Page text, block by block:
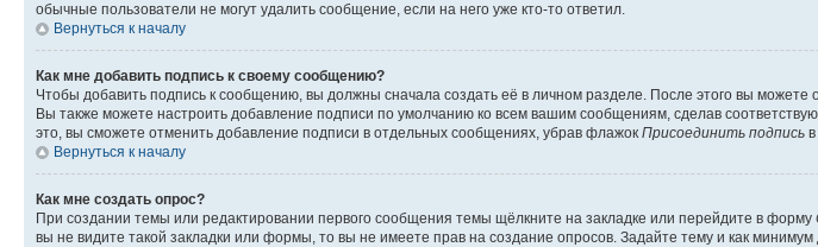
обычные пользователи не могут удалить сообщение, если на него уже кто-то ответил.
Вернуться к началу
Как мне добавить подпись к своему сообщению?
Чтобы добавить подпись к сообщению, вы должны сначала создать её в личном разделе. После этого вы можете
Вы также можете настроить добавление подписи по умолчанию ко всем вашим сообщениям, сделав
это, вы сможете отменить добавление подписи в отдельных сообщениях, убрав флажок Присоединить подпись
Вернуться к началу
Как мне создать опрос?
При создании темы или редактировании первого сообщения темы щёлкните на закладке или перейдите в форму
вы не видите такой закладки или формы, то вы не имеете прав на создание опросов. Задайте тему и как